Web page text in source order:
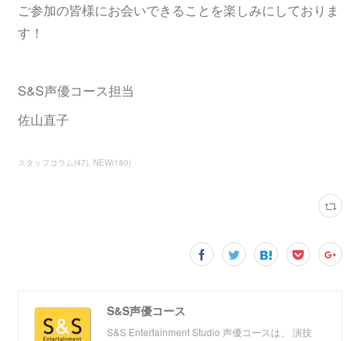
ご参加の皆様にお会いできることを楽しみにしておりま
す！
S&S声優コース担当
佐山直子
スタッフコラム(47) NEW(180)
S&S声優コース
S&S Entertainment Studio 声優コースは、 演技